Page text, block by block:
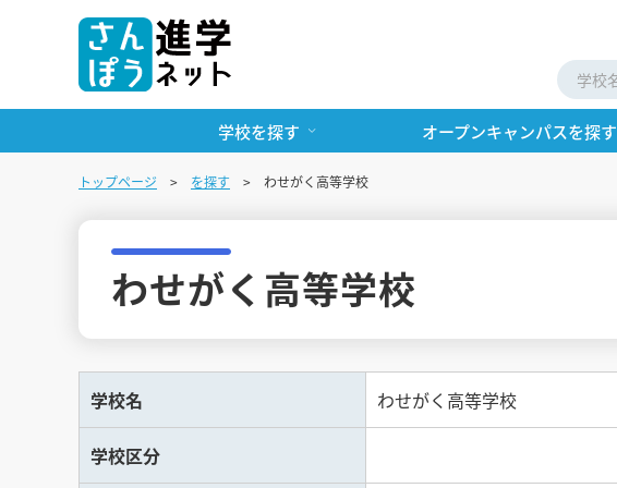
学校を探す オープンキャンパスを探す
トップページ を探す わせがく高等学校
わせがく高等学校
学校名 わせがく高等学校
学校区分